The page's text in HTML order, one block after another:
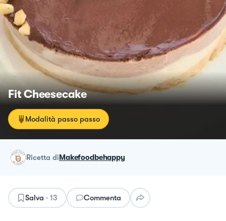
Fit Cheesecake
Modalità passo passo
ricetta diMakefoodbehappy
Salva · 13 Commenta